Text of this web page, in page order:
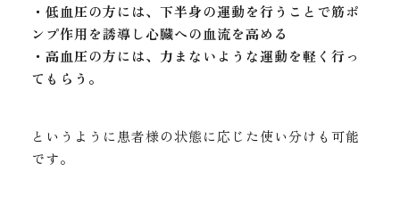
・低血圧の方には、下半身の運動を行うことで筋ポ
ンプ作用を誘導し心臓への血流を高める
・高血圧の方には、力まないような運動を軽く行っ
てもらう。
というように患者様の状態に応じた使い分けも可能
です。